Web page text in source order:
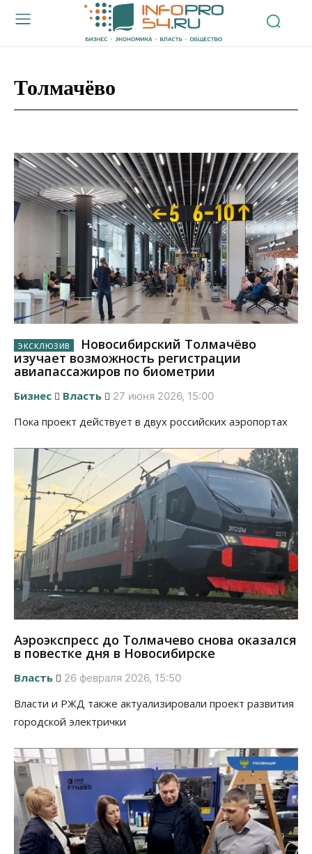
Толмачёво
Новосибирский Толмачёво
изучает возможность регистрации
авиапассажиров по биометрии
Бизнес Власть 27 июня 2026, 15:00
Пока проект действует в двух российских аэропортах
Аэроэкспресс до Толмачево снова оказался
в повестке дня в Новосибирске
Власть 26 февраля 2026, 15:50
Власти и РЖД также актуализировали проект развития
городской электрички